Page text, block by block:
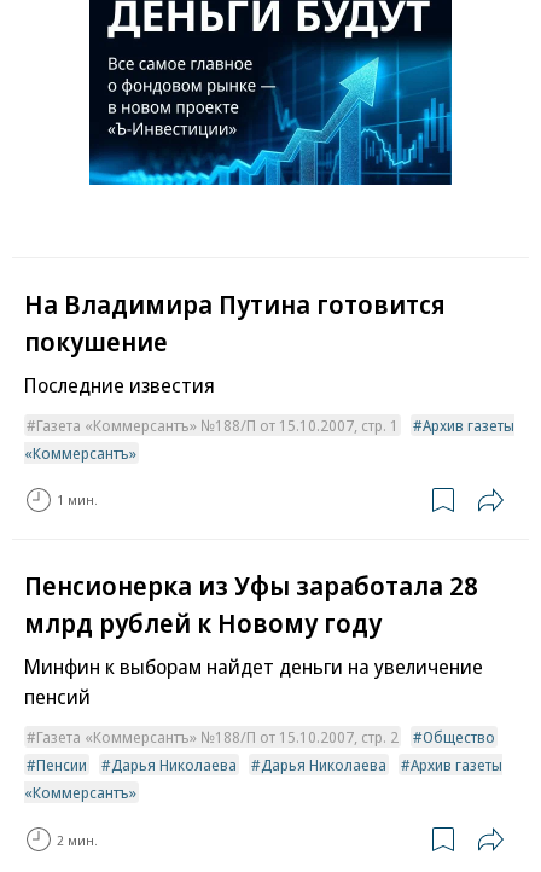
На Владимира Путина готовится
покушение
Последние известия
Газета «Коммерсантъ» №188/П от 15.10.2007, стр. 1
Архив газеты
«Коммерсантъ»
1 мин.
Пенсионерка из Уфы заработала 28
млрд рублей к Новому году
Минфин к выборам найдет деньги на увеличение
пенсий
Газета «Коммерсантъ» №188/П от 15.10.2007, стр. 2
Общество
Пенсии
Дарья Николаева Дарья Николаева
Архив газеты
«Коммерсантъ»
2 мин.